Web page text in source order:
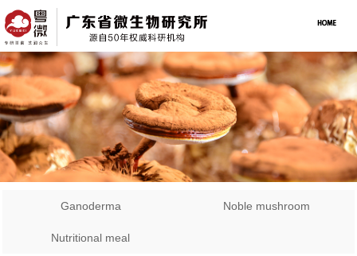
Ganoderma Noble mushroom
Nutritional meal